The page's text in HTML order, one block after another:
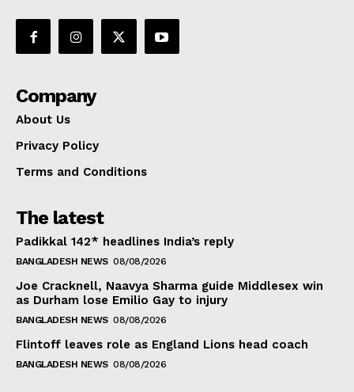
Company
About Us
Privacy Policy
Terms and Conditions
The latest
Padikkal 142* headlines India’s reply
BANGLADESH NEWS 08/08/2026
Joe Cracknell, Naavya Sharma guide Middlesex win
as Durham lose Emilio Gay to injury
BANGLADESH NEWS 08/08/2026
Flintoff leaves role as England Lions head coach
BANGLADESH NEWS 08/08/2026